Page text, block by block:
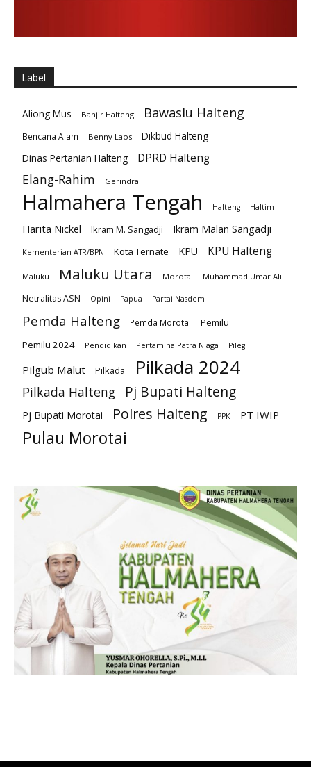
Label
Aliong Mus Banjir Halteng Bawaslu Halteng
Bencana Alam Benny Laos
Dikbud Halteng
Dinas Pertanian Halteng
DPRD Halteng
Elang-Rahim Gerindra
Halmahera Tengah Halteng Haltim
Harita Nickel Ikram M. Sangadji Ikram Malan Sangadji
Kementerian ATR/BPN Kota Ternate KPU KPU Halteng
Maluku Maluku Utara Morotai Muhammad Umar Ali
Netralitas ASN Opini Papua Partai Nasdem
Pemda Halteng Pemda Morotai
Pemilu
Pemilu 2024
Pendidikan Pertamina Patra Niaga Pileg
Pilgub Malut Pilkada Pilkada 2024
Pilkada Halteng Pj Bupati Halteng
Pj Bupati Morotai Polres Halteng PPK PT IWIP
Pulau Morotai